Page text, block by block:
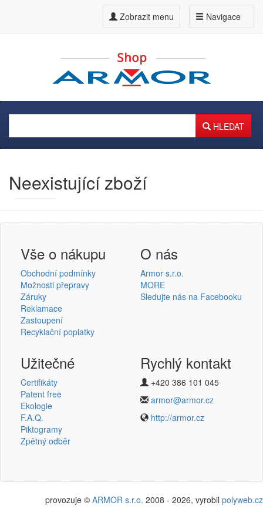
Navigace
Zobrazit menu
HLEDAT
Neexistující zboží
Přihlásit se
Nová registrace
Termotransferové pásky
v novém e-shopu
Vše o nákupu
Obchodní podmínky
Možnosti přepravy
Záruky
Reklamace
Zastoupení
Recyklační poplatky
O nás
Armor s.r.o.
MORE
Sledujte nás na Facebooku
Užitečné
Certifikáty
Patent free
Ekologie
F.A.Q.
Piktogramy
Zpětný odběr
Rychlý kontakt
+420 386 101 045
armor@armor.cz
http://armor.cz
provozuje © ARMOR s.r.o. 2008 - 2026, vyrobil polyweb.cz